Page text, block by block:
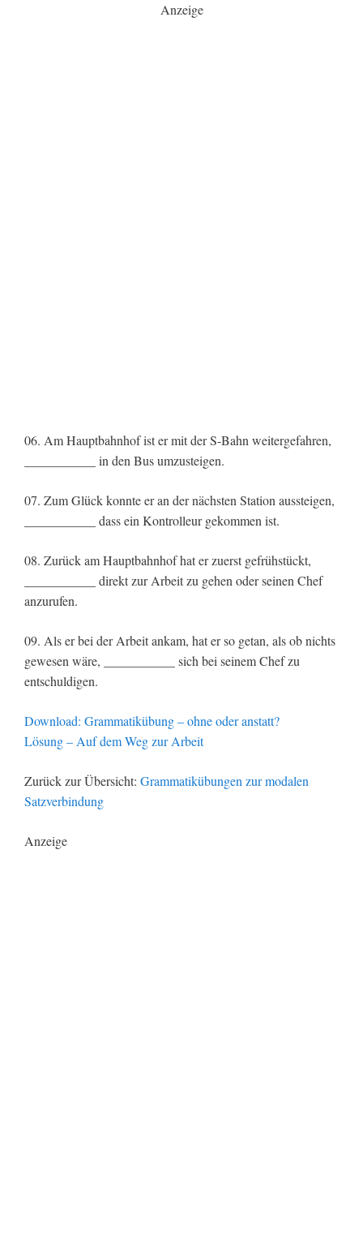
Anzeige
06. Am Hauptbahnhof ist er mit der S-Bahn weitergefahren,
___________ in den Bus umzusteigen.
07. Zum Glück konnte er an der nächsten Station aussteigen,
___________ dass ein Kontrolleur gekommen ist.
08. Zurück am Hauptbahnhof hat er zuerst gefrühstückt,
___________ direkt zur Arbeit zu gehen oder seinen Chef
anzurufen.
09. Als er bei der Arbeit ankam, hat er so getan, als ob nichts
gewesen wäre, ___________ sich bei seinem Chef zu
entschuldigen.
Download: Grammatikübung – ohne oder anstatt?
Lösung – Auf dem Weg zur Arbeit
Zurück zur Übersicht: Grammatikübungen zur modalen
Satzverbindung
Anzeige